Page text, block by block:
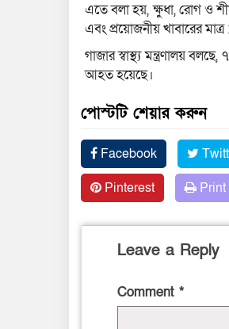
এতে বলা হয়, ক্ষুধা, রোগ ও
এবং প্রয়োজনীয় খাবারের
গাজার স্বাস্থ্য মন্ত্রণালয়
আহত হয়েছে।
পোস্টটি শেয়ার করুন
Facebook
Pinterest
Print
Leave a Reply
Comment *